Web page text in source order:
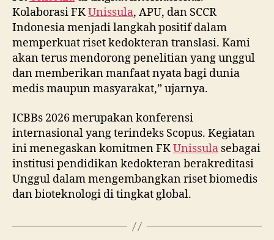
Kolaborasi FKUnissula, APU, dan SCCR
Indonesia menjadi langkah positif dalam
memperkuat riset kedokteran translasi. Kami
akan terus mendorong penelitian yang unggul
dan memberikan manfaat nyata bagi dunia
medis maupun masyarakat,” ujarnya.
ICBBs 2026 merupakan konferensi
internasional yang terindeks Scopus. Kegiatan
ini menegaskan komitmen FKUnissula sebagai
institusi pendidikan kedokteran berakreditasi
Unggul dalam mengembangkan riset biomedis
dan bioteknologi di tingkat global.